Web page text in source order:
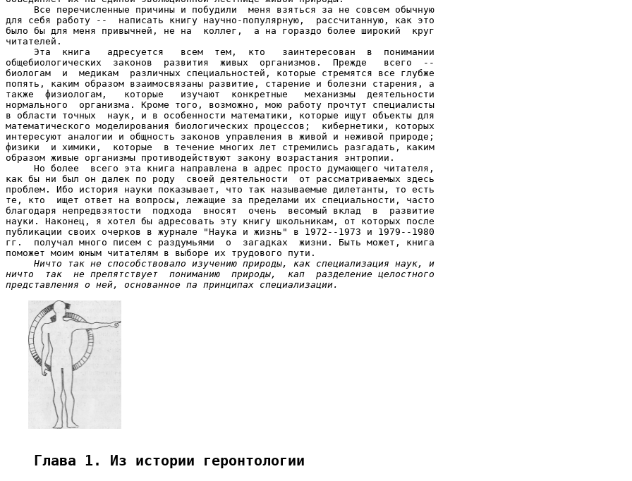
     Все перечисленные причины и побудили  меня взяться за не совсем обычную
для себя работу --  написать книгу научно-популярную,  рассчитанную, как это
было бы для меня привычней, не на  коллег,  а на гораздо более широкий  круг
читателей.
     Эта  книга   адресуется   всем  тем,  кто   заинтересован  в  понимании
общебиологических  законов  развития  живых  организмов.  Прежде   всего  --
биологам  и  медикам  различных специальностей, которые стремятся все глубже
попять, каким образом взаимосвязаны развитие, старение и болезни старения, а
также  физиологам,   которые   изучают  конкретные   механизмы  деятельности
нормального  организма. Кроме того, возможно, мою работу прочтут специалисты
в области точных  наук, и в особенности математики, которые ищут объекты для
математического моделирования биологических процессов;  кибернетики, которых
интересуют аналогии и общность законов управления в живой и неживой природе;
физики  и химики,  которые  в течение многих лет стремились разгадать, каким
образом живые организмы противодействуют закону возрастания энтропии.
     Но более  всего эта книга направлена в адрес просто думающего читателя,
как бы ни был он далек по роду  своей деятельности  от рассматриваемых здесь
проблем. Ибо история науки показывает, что так называемые дилетанты, то есть
те, кто  ищет ответ на вопросы, лежащие за пределами их специальности, часто
благодаря непредвзятости  подхода  вносят  очень  весомый вклад  в  развитие
науки. Наконец, я хотел бы адресовать эту книгу школьникам, от которых после
публикации своих очерков в журнале "Наука и жизнь" в 1972--1973 и 1979--1980
гг.  получал много писем с раздумьями  о  загадках  жизни. Быть может, книга
поможет моим юным читателям в выборе их трудового пути.
Ничто так не способствовало изучению природы, как специализация наук, и
ничто  так  не препятствует  пониманию  природы,  кап  разделение целостного
представления о ней, основанное па принципах специализации.
Глава 1. Из истории геронтологии